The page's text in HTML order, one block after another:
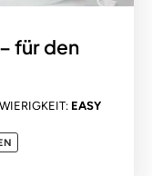
für den
EASY